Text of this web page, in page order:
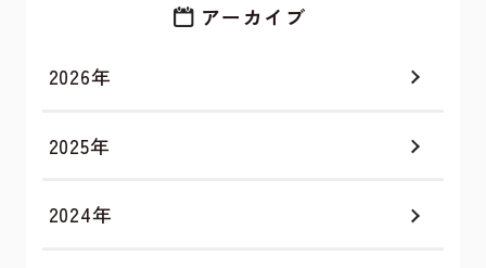
アーカイブ
2026年
2025年
2024年